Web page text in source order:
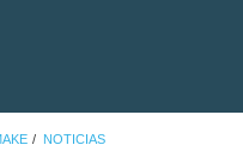
NOTICIAS